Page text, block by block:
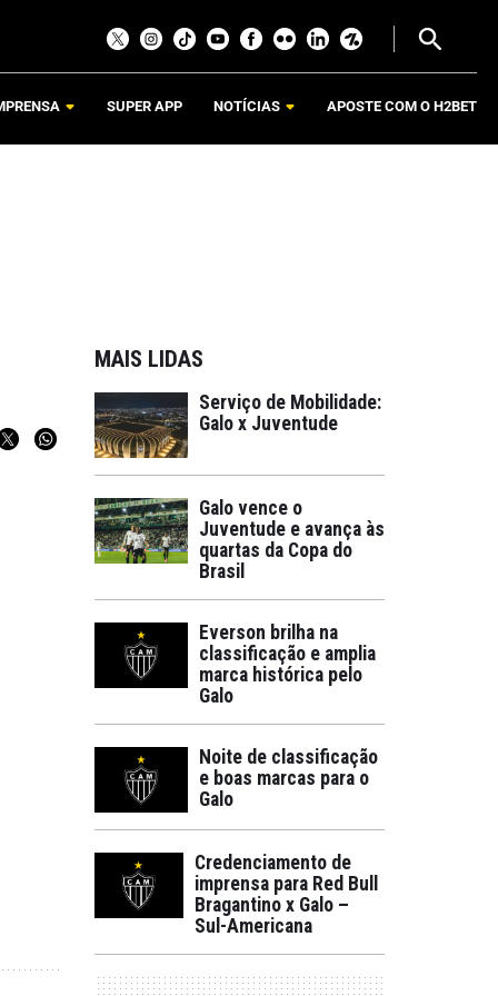
SUPER APP NOTÍCIAS APOSTE COM O H2BET
MAIS LIDAS
Serviço de Mobilidade:
Galo x Juventude
Galo vence o
Juventude e avança às
quartas da Copa do
Brasil
Everson brilha na
classificação e amplia
marca histórica pelo
Galo
Noite de classificação
e boas marcas para o
Galo
Credenciamento de
imprensa para Red Bull
Bragantino x Galo –
Sul-Americana